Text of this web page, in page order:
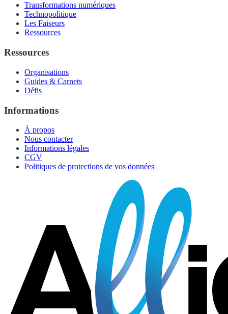
Transformations numériques
Technopolitique
Les Faiseurs
Ressources
Ressources
Organisations
Guides & Carnets
Défis
Informations
À propos
Nous contacter
Informations légales
CGV
Politiques de protections de vos données